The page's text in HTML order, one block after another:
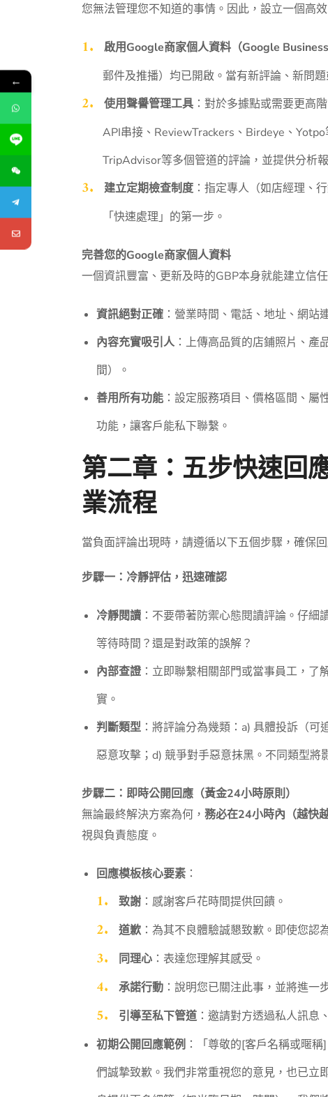
您無法管理您不知道的事情。因此，設立一個高
啟用Google商家個人資料（Google
郵件及推播）均已開啟。當有新評論、新問
使用聲譽管理工具 ：對於多據點或需要更高
API串接、ReviewTrackers、Birdeye、
TripAdvisor等多個管道的評論，並提供分析
建立定期檢查制度 ：指定專人（如店經理、
「快速處理」的第一步。
完善您的Google商家個人資料
一個資訊豐富、更新及時的GBP本身就能建立信
資訊絕對正確：營業時間、電話、地址、網站
內容充實吸引人：上傳高品質的店鋪照片、產
間）。
善用所有功能：設定服務項目、價格區間、屬
功能，讓客戶能私下聯繫。
第二章：五步快速
業流程
當負面評論出現時，請遵循以下五個步驟，確保
步驟一：冷靜評估，迅速確認
冷靜閱讀：不要帶著防禦心態閱讀評論。仔細
等待時間？還是對政策的誤解？
內部查證：立即聯繫相關部門或當事員工，了
實。
判斷類型：將評論分為幾類：a) 具體投訴（可
惡意攻擊；d) 競爭對手惡意抹黑。不同類型將
步驟二：即時公開回應（黃金24小時原則）
無論最終解決方案為何， 務必在24小時內（越快
視與負責態度。
回應模板核心要素：
致謝 ：感謝客戶花時間提供回饋。
道歉 ：為其不良體驗誠懇致歉。即使您認
同理心 ：表達您理解其感受。
承諾行動 ：說明您已關注此事，並將進一
引導至私下管道：邀請對方透過私人訊息
初期公開回應範例 ：「尊敬的[客戶名稱或暱
們誠摯致歉。我們非常重視您的意見，也已立
←